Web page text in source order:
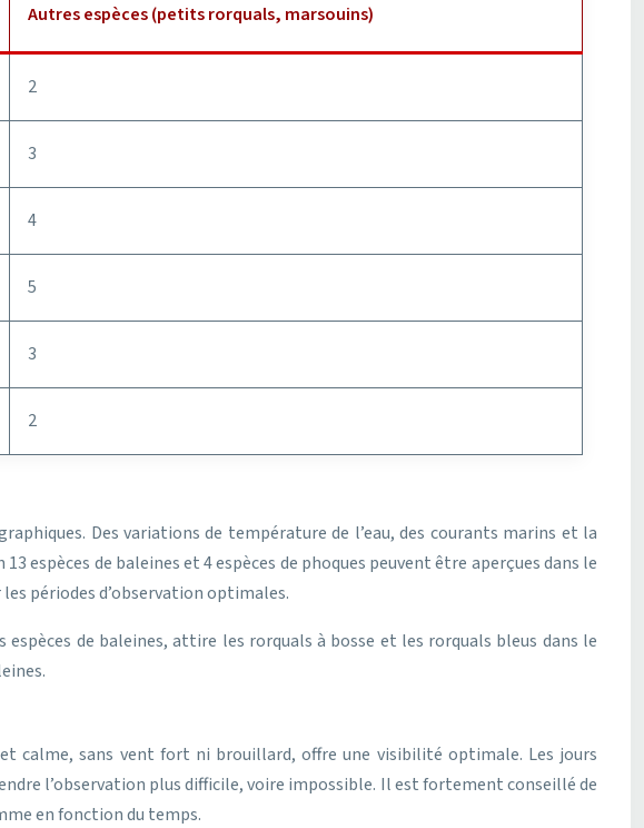
Autres espèces (petits rorquals, marsouins)
2
3
4
5
3
2
Des variations de température de l’eau, des courants marins et la
espèces de baleines et 4 espèces de phoques peuvent être aperçues dans le
périodes d’observation optimales.
de baleines, attire les rorquals à bosse et les rorquals bleus dans le
calme, sans vent fort ni brouillard, offre une visibilité optimale. Les jours
l’observation plus difficile, voire impossible. Il est fortement conseillé de
en fonction du temps.